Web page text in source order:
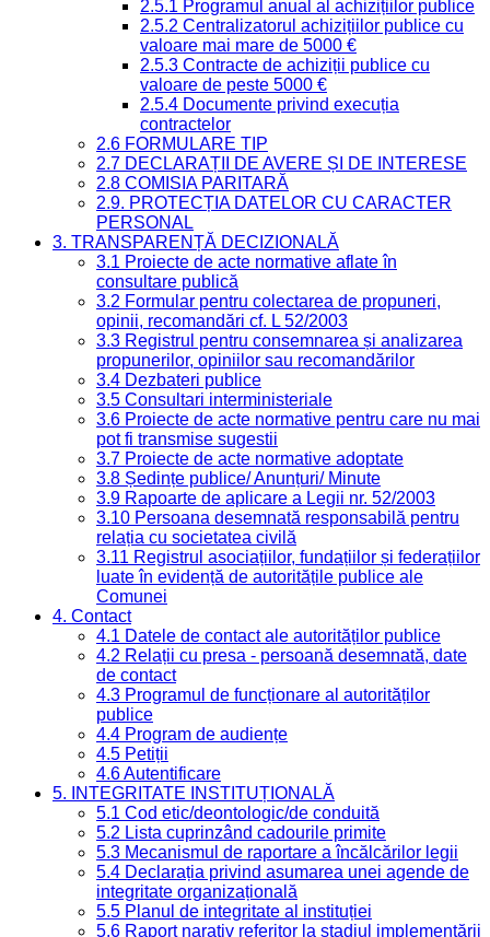
2.5.1 Programul anual al achizițiilor publice
2.5.2 Centralizatorul achizițiilor publice cu
valoare mai mare de 5000 €
2.5.3 Contracte de achiziții publice cu
valoare de peste 5000 €
2.5.4 Documente privind execuția
contractelor
2.6 FORMULARE TIP
2.7 DECLARAȚII DE AVERE ȘI DE INTERESE
2.8 COMISIA PARITARĂ
2.9. PROTECȚIA DATELOR CU CARACTER
PERSONAL
3. TRANSPARENȚĂ DECIZIONALĂ
3.1 Proiecte de acte normative aflate în
consultare publică
3.2 Formular pentru colectarea de propuneri,
opinii, recomandări cf. L 52/2003
3.3 Registrul pentru consemnarea și analizarea
propunerilor, opiniilor sau recomandărilor
3.4 Dezbateri publice
3.5 Consultari interministeriale
3.6 Proiecte de acte normative pentru care nu mai
pot fi transmise sugestii
3.7 Proiecte de acte normative adoptate
3.8 Ședințe publice/ Anunțuri/ Minute
3.9 Rapoarte de aplicare a Legii nr. 52/2003
3.10 Persoana desemnată responsabilă pentru
relația cu societatea civilă
3.11 Registrul asociațiilor, fundațiilor și federațiilor
luate în evidență de autoritățile publice ale
Comunei
4. Contact
4.1 Datele de contact ale autorităților publice
4.2 Relații cu presa - persoană desemnată, date
de contact
4.3 Programul de funcționare al autorităților
publice
4.4 Program de audiențe
4.5 Petiții
4.6 Autentificare
5. INTEGRITATE INSTITUȚIONALĂ
5.1 Cod etic/deontologic/de conduită
5.2 Lista cuprinzând cadourile primite
5.3 Mecanismul de raportare a încălcărilor legii
5.4 Declarația privind asumarea unei agende de
integritate organizațională
5.5 Planul de integritate al instituției
5.6 Raport narativ referitor la stadiul implementării